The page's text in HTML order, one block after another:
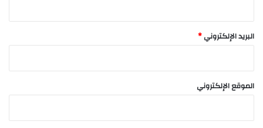
البريد الإلكتروني*
الموقع الإلكتروني